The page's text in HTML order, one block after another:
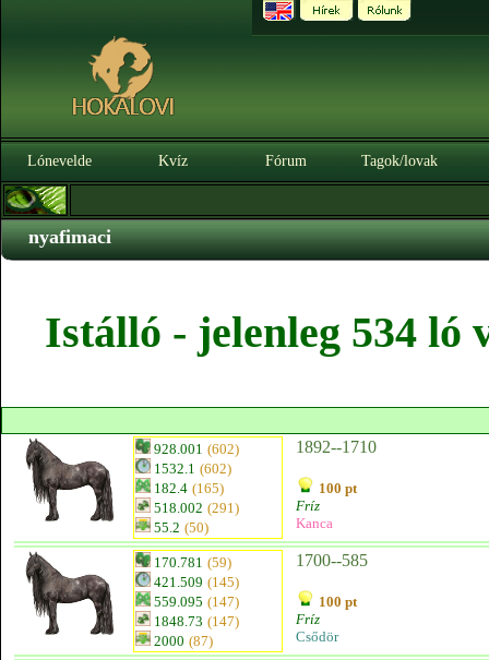
Lónevelde Kvíz Fórum Tagok/lovak
nyafimaci
Istálló - jelenleg 534 ló
928.001 (602)
1532.1 (602)
182.4 (165)
518.002 (291)
55.2 (50)
1892--1710
100 pt
Fríz
Kanca
170.781 (59)
421.509 (145)
559.095 (147)
1848.73 (147)
2000 (87)
1700--585
100 pt
Fríz
Csődör